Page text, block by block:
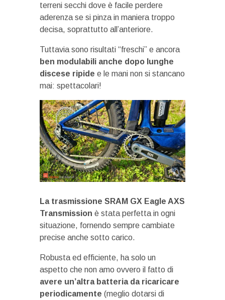
terreni secchi dove è facile perdere
aderenza se si pinza in maniera troppo
decisa, soprattutto all’anteriore.
Tuttavia sono risultati “freschi” e ancora
ben modulabili anche dopo lunghe
discese ripide e le mani non si stancano
mai: spettacolari!
La trasmissione SRAM GX Eagle AXS
Transmission è stata perfetta in ogni
situazione, fornendo sempre cambiate
precise anche sotto carico.
Robusta ed efficiente, ha solo un
aspetto che non amo ovvero il fatto di
avere un’altra batteria da ricaricare
periodicamente (meglio dotarsi di